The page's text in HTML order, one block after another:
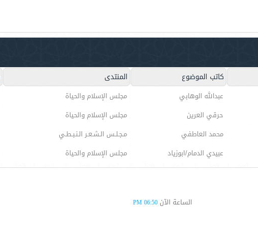
كاتب الموضوع المنتدى
عبدالله الوهابي مجلس الإسلام والحياة
حرقي العرين مجلس الإسلام والحياة
محمد العاطفي مـجـلـس الـشـعـر الـنـبـطـي
عبيدي الدمام/ابوزياد مجلس الإسلام والحياة
الساعة الآن 06:50 PM